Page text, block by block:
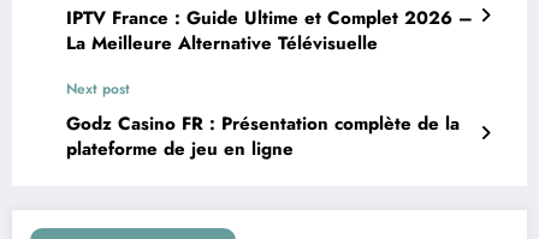
IPTV France : Guide Ultime et Complet 2026 –
La Meilleure Alternative Télévisuelle
Next post
Godz Casino FR : Présentation complète de la
plateforme de jeu en ligne